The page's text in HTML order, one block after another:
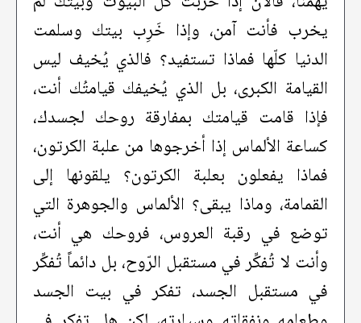
يخرب فأنت آمن، وإذا خَرِب بيتك وسلمت
الدنيا كلّها فماذا تستفيد؟ فالذي يُخيف ليس
القيامة الكبرى، بل الذي يُخيفك قيامتُك أنت،
فإذا قامت قيامتك بمفارقة روحك لجسدك،
كساعة الألماس إذا أخرجوها من علبة الكرتون،
فماذا يفعلون بعلبة الكرتون؟ يلقونها إلى
القمامة، وماذا يبقى؟ الألماس والجوهرة التي
توضع في رقبة العروس، فروحك هي أنت،
وأنت لا تُفكِّر في مستقبل الرّوح، بل دائماً تُفكِّر
في مستقبل الجسد، تفكر في بيت الجسد